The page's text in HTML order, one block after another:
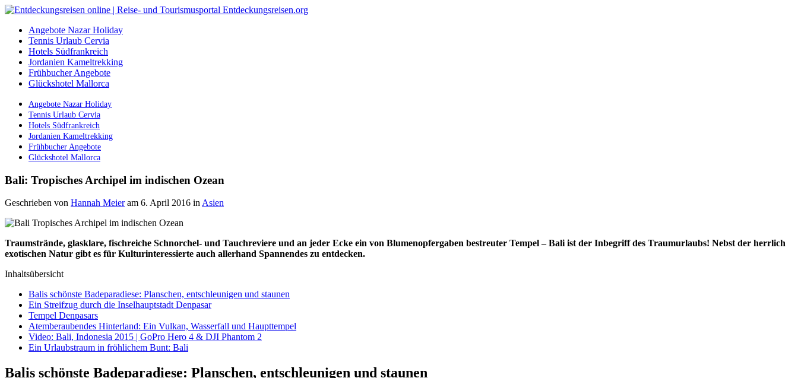
Angebote Nazar Holiday
Tennis Urlaub Cervia
Hotels Südfrankreich
Jordanien Kameltrekking
Frühbucher Angebote
Glückshotel Mallorca
Angebote Nazar Holiday
Tennis Urlaub Cervia
Hotels Südfrankreich
Jordanien Kameltrekking
Frühbucher Angebote
Glückshotel Mallorca
Bali: Tropisches Archipel im indischen Ozean
Geschrieben von Hannah Meier am 6. April 2016 inAsien
Traumstrände, glasklare, fischreiche Schnorchel- und Tauchreviere und an jeder Ecke ein von Blumenopfergaben bestreuter Tempel – Bali ist der Inbegriff des Traumurlaubs! Nebst der herrlich
exotischen Natur gibt es für Kulturinteressierte auch allerhand Spannendes zu entdecken.
Inhaltsübersicht
Balis schönste Badeparadiese: Planschen, entschleunigen und staunen
Ein Streifzug durch die Inselhauptstadt Denpasar
Tempel Denpasars
Atemberaubendes Hinterland: Ein Vulkan, Wasserfall und Haupttempel
Video: Bali, Indonesia 2015 | GoPro Hero 4 & DJI Phantom 2
Ein Urlaubstraum in fröhlichem Bunt: Bali
Balis schönste Badeparadiese: Planschen, entschleunigen und staunen